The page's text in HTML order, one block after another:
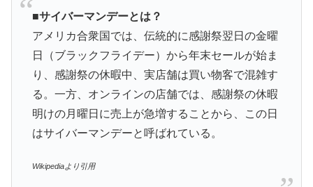
■サイバーマンデーとは？
アメリカ合衆国では、伝統的に感謝祭翌日の金曜
日（ブラックフライデー）から年末セールが始ま
り、感謝祭の休暇中、実店舗は買い物客で混雑す
る。一方、オンラインの店舗では、感謝祭の休暇
明けの月曜日に売上が急増することから、この日
はサイバーマンデーと呼ばれている。
Wikipediaより引用